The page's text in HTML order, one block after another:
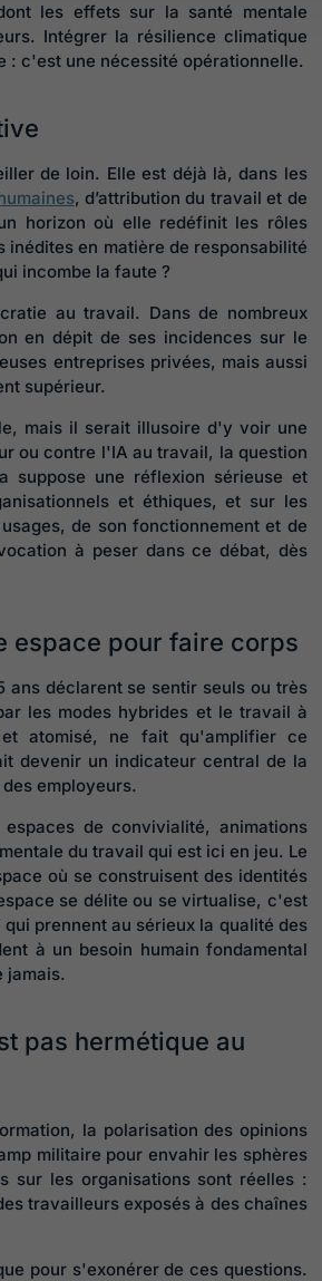
les effets sur la santé mentale
Intégrer la résilience climatique
: c'est une nécessité opérationnelle.
de loin. Elle est déjà là, dans les
, d’attribution du travail et de
horizon où elle redéfinit les rôles
en matière de responsabilité
incombe la faute ?
au travail. Dans de nombreux
en dépit de ses incidences sur le
entreprises privées, mais aussi
supérieur.
mais il serait illusoire d'y voir une
ou contre l'IA au travail, la question
suppose une réflexion sérieuse et
et éthiques, et sur les
de son fonctionnement et de
à peser dans ce débat, dès
espace pour faire corps
ans déclarent se sentir seuls ou très
les modes hybrides et le travail à
atomisé, ne fait qu'amplifier ce
devenir un indicateur central de la
employeurs.
de convivialité, animations
du travail qui est ici en jeu. Le
où se construisent des identités
se délite ou se virtualise, c'est
prennent au sérieux la qualité des
à un besoin humain fondamental
jamais.
pas hermétique au
la polarisation des opinions
militaire pour envahir les sphères
sur les organisations sont réelles :
travailleurs exposés à des chaînes
pour s'exonérer de ces questions.